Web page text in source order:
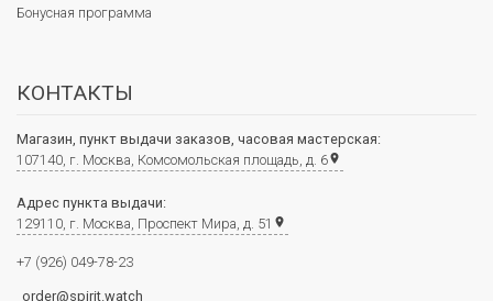
Бонусная программа
КОНТАКТЫ
Магазин, пункт выдачи заказов, часовая мастерская:
107140, г. Москва, Комсомольская площадь, д. 6place
Адрес пункта выдачи:
129110, г. Москва, Проспект Мира, д. 51 place
+7 (926) 049-78-23
order@spirit.watch